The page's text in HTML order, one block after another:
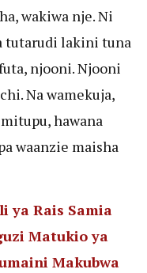
wakiwa nje. Ni
tutarudi lakini tuna
njooni. Njooni
Na wamekuja,
hawana
waanzie maisha
ya Rais Samia
Matukio ya
Makubwa